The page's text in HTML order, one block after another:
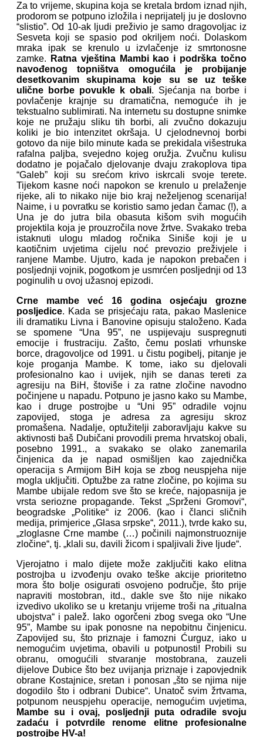
Za to vrijeme, skupina koja se kretala brdom iznad njih,
prodorom se potpuno izložila i neprijatelj ju je doslovno
“slistio”. Od 10-ak ljudi preživio je samo dragovoljac iz
Sesveta koji se spasio pod okriljem noći. Dolaskom
mraka ipak se krenulo u izvlačenje iz smrtonosne
zamke.
Ratna vještina Mambi kao i podrška točno
navođenog topništva omogućila je probijanje
desetkovanim skupinama koje su se uz teške
ulične borbe povukle k obali. Sjećanja na borbe i
povlačenje krajnje su dramatična, nemoguće ih je
tekstualno sublimirati. Na internetu su dostupne snimke
koje ne pružaju sliku tih borbi, ali zvučno dokazuju
koliki je bio intenzitet okršaja. U cjelodnevnoj borbi
gotovo da nije bilo minute kada se prekidala višestruka
rafalna paljba, svejedno kojeg oružja. Zvučnu kulisu
dodatno je pojačalo djelovanje dvaju zrakoplova tipa
“Galeb” koji su srećom krivo iskrcali svoje terete.
Tijekom kasne noći napokon se krenulo u prelaženje
rijeke, ali to nikako nije bio kraj neželjenog scenarija!
Naime, i u povratku se koristio samo jedan čamac (!), a
Una je do jutra bila obasuta kišom svih mogućih
projektila koja je prouzročila nove žrtve. Svakako treba
istaknuti ulogu mladog ročnika Siniše koji je u
kaotičnim uvjetima cijelu noć prevozio preživjele i
ranjene Mambe. Ujutro, kada je napokon prebačen i
posljednji vojnik, pogotkom je usmrćen posljednji od 13
poginulih u ovoj užasnoj epizodi.
Crne mambe već 16 godina osjećaju grozne
posljedice. Kada se prisjećaju rata, pakao Maslenice
ili dramatiku Livna i Banovine opisuju staloženo. Kada
se spomene “Una 95”, ne uspijevaju suspregnuti
emocije i frustraciju. Zašto, čemu poslati vrhunske
borce, dragovoljce od 1991. u čistu pogibelj, pitanje je
koje proganja Mambe. K tome, iako su djelovali
profesionalno kao i uvijek, njih se danas tereti za
agresiju na BiH, štoviše i za ratne zločine navodno
počinjene u napadu. Potpuno je jasno kako su Mambe,
kao i druge postrojbe u “Uni 95” odradile vojnu
zapovijed, stoga je adresa za agresiju skroz
promašena. Nadalje, optužitelji zaboravljaju kakve su
aktivnosti baš Dubičani provodili prema hrvatskoj obali,
posebno 1991., a svakako se olako zanemarila
činjenica da je napad osmišljen kao zajednička
operacija s Armijom BiH koja se zbog neuspjeha nije
mogla uključiti. Optužbe za ratne zločine, po kojima su
Mambe ubijale redom sve što se kreće, najopasnija je
vrsta seriozne propagande. Tekst „Sprženi Gromovi“,
beogradske „Politike“ iz 2006. (kao i članci sličnih
medija, primjerice „Glasa srpske“, 2011.), tvrde kako su,
„zloglasne Crne mambe (…) počinili najmonstruoznije
zločine“, tj. „klali su, davili žicom i spaljivali žive ljude“.
Vjerojatno i malo dijete može zaključiti kako elitna
postrojba u izvođenju ovako teške akcije prioritetno
mora što bolje osigurati osvojeno područje, što prije
napraviti mostobran, itd., dakle sve što nije nikako
izvedivo ukoliko se u kretanju vrijeme troši na „ritualna
ubojstva“ i palež. Iako ogorčeni zbog svega oko “Une
95”, Mambe su ipak ponosne na nepobitnu činjenicu.
Zapovijed su, što priznaje i famozni Ćurguz, iako u
nemogućim uvjetima, obavili u potpunosti! Probili su
obranu, omogućili stvaranje mostobrana, zauzeli
dijelove Dubice što bez uvijanja priznaje i zapovjednik
obrane Kostajnice, sretan i ponosan „što se njima nije
dogodilo što i odbrani Dubice“. Unatoč svim žrtvama,
potpunom neuspjehu operacije, nemogućim uvjetima,
Mambe su i ovaj, posljednji puta odradile svoju
zadaću i potvrdile renome elitne profesionalne
postrojbe HV-a!